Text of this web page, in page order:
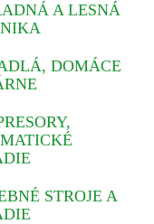
A LESNÁ
DOMÁCE
STROJE A